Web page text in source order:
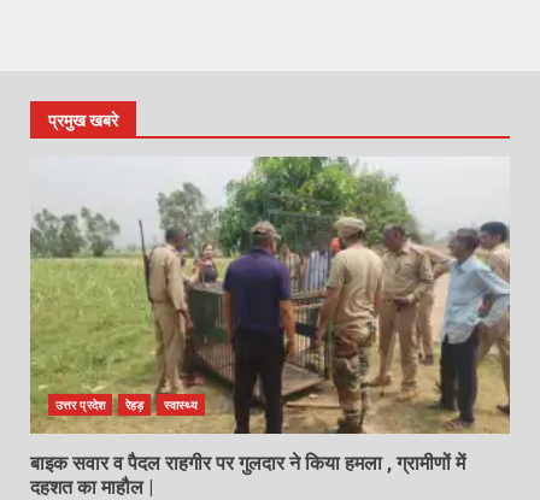
प्रमुख खबरे
उत्तर प्रदेश रेहड़ स्वास्थ्य
बाइक सवार व पैदल राहगीर पर गुलदार ने किया हमला , ग्रामीणों में
दहशत का माहौल |